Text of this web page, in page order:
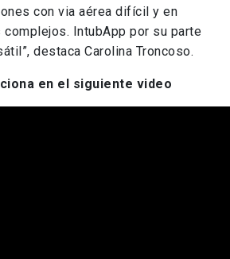
con via aérea difícil y en
IntubApp por su parte
destaca Carolina Troncoso.
en el siguiente video